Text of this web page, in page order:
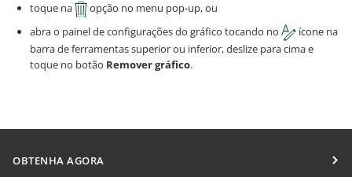
toque na
opção no menu pop-up, ou
abra o painel de configurações do gráfico tocando no
ícone na
barra de ferramentas superior ou inferior, deslize para cima e
toque no botão Remover gráfico.
OBTENHA AGORA